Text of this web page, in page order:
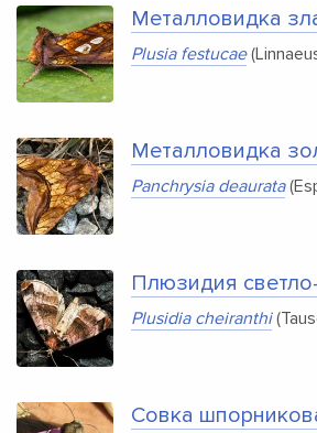
Металловидка
Plusia festucae
Металловидка
Panchrysia deaurata
Плюзидия
Plusidia cheiranthi
Совка